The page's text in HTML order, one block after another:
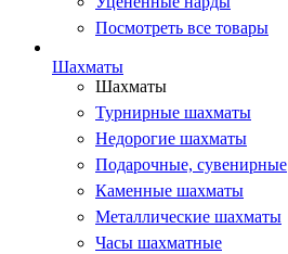
Посмотреть все товары
Шахматы
Шахматы
Турнирные шахматы
Недорогие шахматы
Подарочные, сувенирные
Каменные шахматы
Металлические шахматы
Часы шахматные